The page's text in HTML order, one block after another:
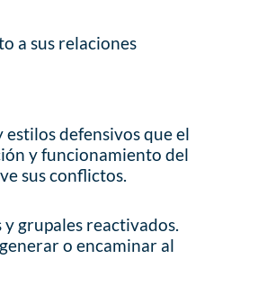
a sus relaciones
estilos defensivos que el
y funcionamiento del
sus conflictos.
grupales reactivados.
o encaminar al